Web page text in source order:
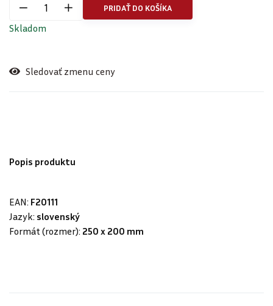
PRIDAŤ DO KOŠÍKA
Skladom
Sledovať zmenu ceny
Popis produktu
EAN: F20111
Jazyk: slovenský
Formát (rozmer): 250 x 200 mm